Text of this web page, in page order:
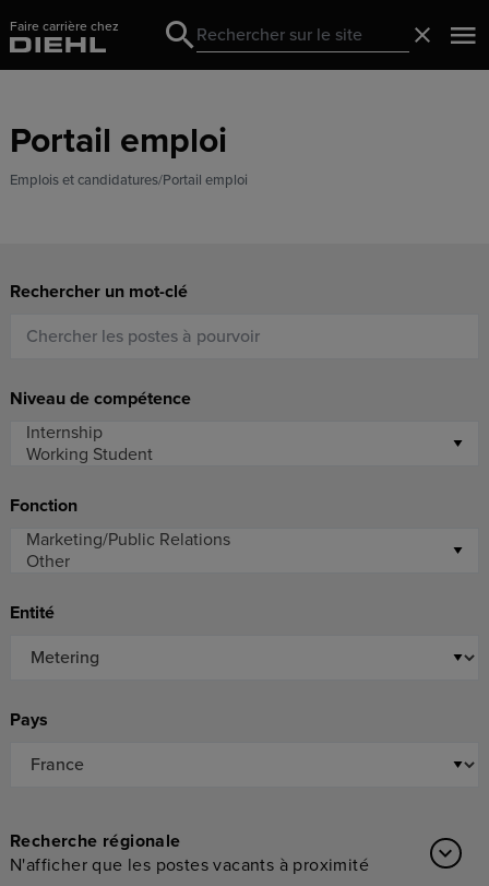
Faire carrière chez
Search
Search
Portail emploi
Emplois et candidatures Portail emploi
Rechercher un mot-clé
Niveau de compétence
Fonction
Entité
Pays
Recherche régionale
N'afficher que les postes vacants à proximité